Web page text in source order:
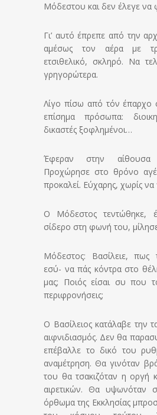
Μόδεστου και δεν έλεγε να
Γι’ αυτό έπρεπε από την
αμέσως τον αέρα με
ετσιθελικό, σκληρό. Να
γρηγορώτερα.
Λίγο πίσω από τόν έπαρχο
επίσημα πρόσωπα:
δικαστές ξοφλημένοι…
Έφεραν στην αίθουσα
Προχώρησε στο θρόνο
προκαλεί. Εύχαρης, χωρίς να
Ο Μόδεστος τεντώθηκε,
σίδερο στη φωνή του,
Μόδεστος: Βασίλειε, πως
εσύ- να πάς κόντρα στο
μας; Ποιός είσαι συ που
περιφρονήσεις;
Ο Βασίλειος κατάλαβε την
αιφνιδιασμός. Δεν θα
επέβαλλε το δικό του
αναμέτρηση. Θα γινόταν
του θα τσακιζόταν η οργή
αιρετικών. Θα υψωνόταν
όρθωμα της Εκκλησίας